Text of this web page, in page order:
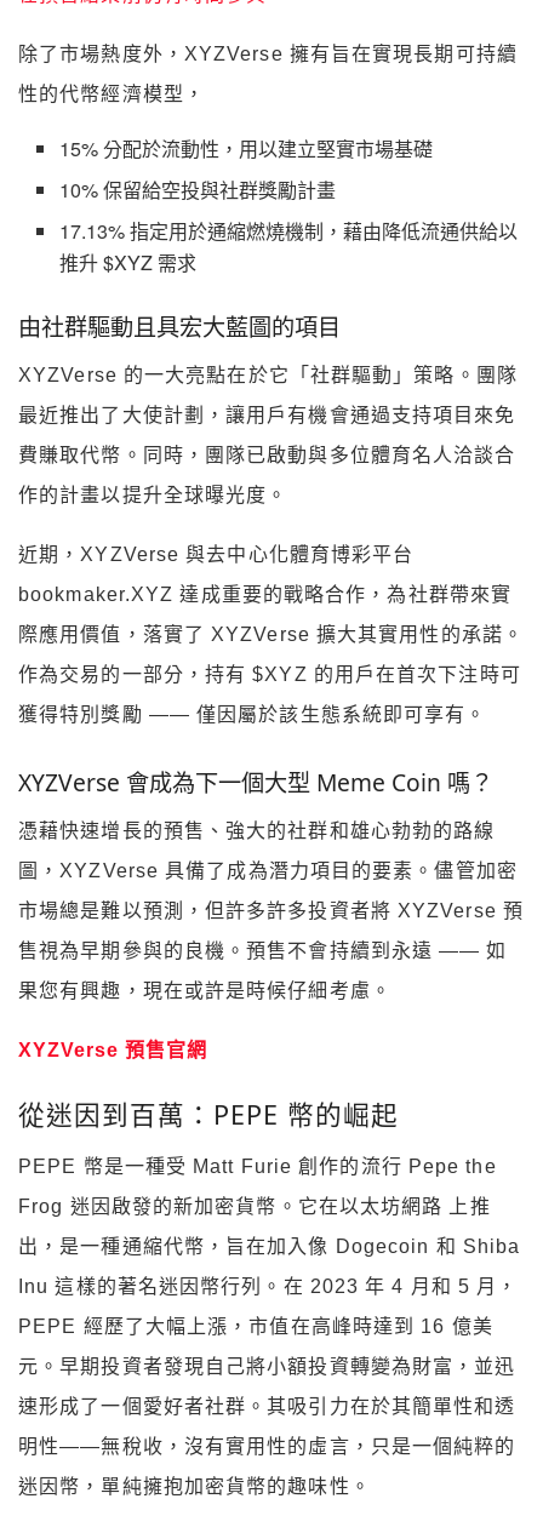
除了市場熱度外，XYZVerse 擁有旨在實現長期可持續
性的代幣經濟模型，
15% 分配於流動性，用以建立堅實市場基礎
10% 保留給空投與社群獎勵計畫
17.13% 指定用於通縮燃燒機制，藉由降低流通供給以
推升 $XYZ 需求
由社群驅動且具宏大藍圖的項目
XYZVerse 的一大亮點在於它「社群驅動」策略。團隊
最近推出了大使計劃，讓用戶有機會通過支持項目來免
費賺取代幣。同時，團隊已啟動與多位體育名人洽談合
作的計畫以提升全球曝光度。
近期，XYZVerse 與去中心化體育博彩平台
bookmaker.XYZ 達成重要的戰略合作，為社群帶來實
際應用價值，落實了 XYZVerse 擴大其實用性的承諾。
作為交易的一部分，持有 $XYZ 的用戶在首次下注時可
獲得特別獎勵 —— 僅因屬於該生態系統即可享有。
XYZVerse 會成為下一個大型 Meme Coin 嗎？
憑藉快速增長的預售、強大的社群和雄心勃勃的路線
圖，XYZVerse 具備了成為潛力項目的要素。儘管加密
市場總是難以預測，但許多許多投資者將 XYZVerse 預
售視為早期參與的良機。預售不會持續到永遠 —— 如
果您有興趣，現在或許是時候仔細考慮。
XYZVerse 預售官網
從迷因到百萬：PEPE 幣的崛起
PEPE 幣是一種受 Matt Furie 創作的流行 Pepe the
Frog 迷因啟發的新加密貨幣。它在以太坊網路 上推
出，是一種通縮代幣，旨在加入像 Dogecoin 和 Shiba
Inu 這樣的著名迷因幣行列。在 2023 年 4 月和 5 月，
PEPE 經歷了大幅上漲，市值在高峰時達到 16 億美
元。早期投資者發現自己將小額投資轉變為財富，並迅
速形成了一個愛好者社群。其吸引力在於其簡單性和透
明性——無稅收，沒有實用性的虛言，只是一個純粹的
迷因幣，單純擁抱加密貨幣的趣味性。